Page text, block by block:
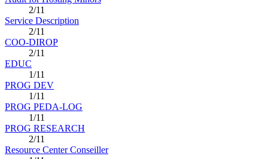
2/11
Service Description
2/11
COO-DIROP
2/11
EDUC
1/11
PROG DEV
1/11
PROG PEDA-LOG
1/11
PROG RESEARCH
2/11
Resource Center Conseiller